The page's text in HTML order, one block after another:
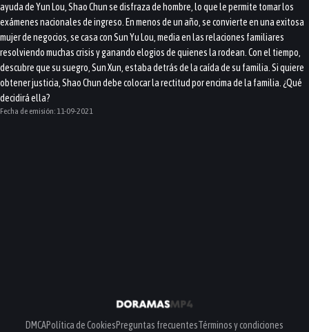
ayuda de Yun Lou, Shao Chun se disfraza de hombre, lo que le permite tomar los
exámenes nacionales de ingreso. En menos de un año, se convierte en una exitosa
mujer de negocios, se casa con Sun Yu Lou, media en las relaciones familiares
resolviendo muchas crisis y ganando elogios de quienes la rodean. Con el tiempo,
descubre que su suegro, Sun Xun, estaba detrás de la caída de su familia. Si quiere
obtener justicia, Shao Chun debe colocar la rectitud por encima de la familia. ¿Qué
decidirá ella?
Fecha de emisión: 11-09-2021
DMCAPolítica de CookiesPreguntas frecuentesTérminos y condiciones